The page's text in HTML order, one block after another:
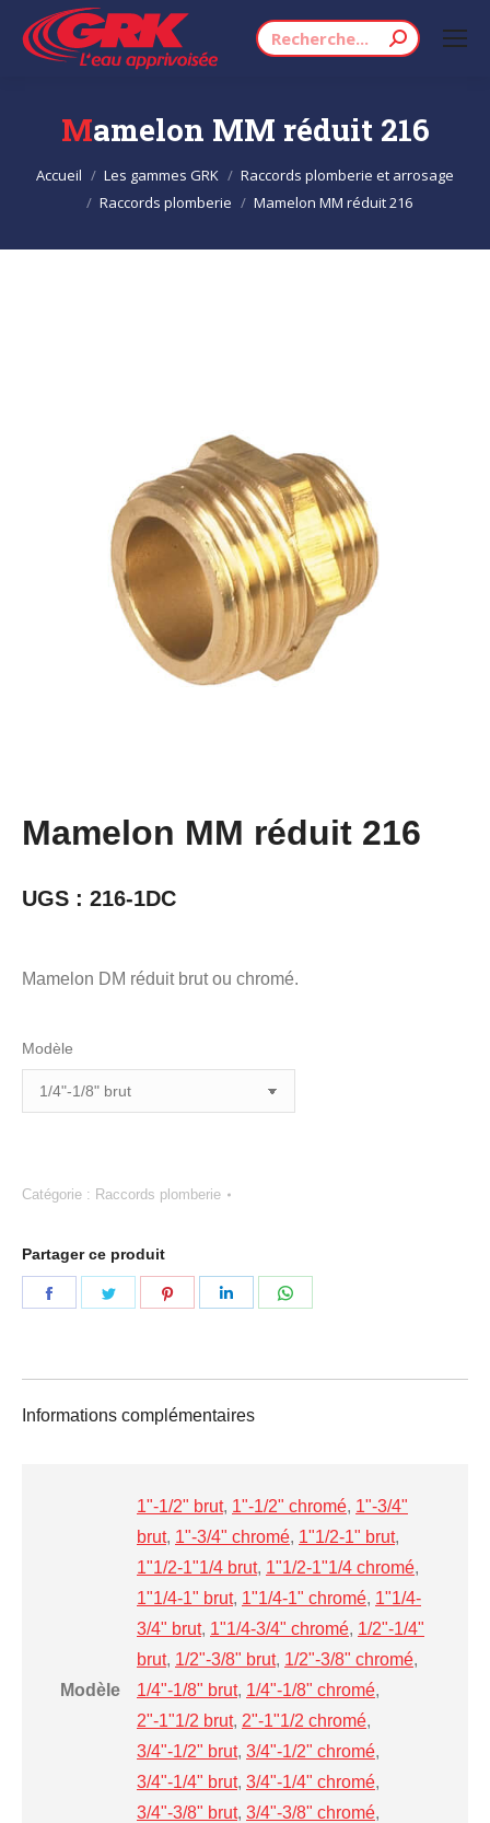
Recherche
Mamelon MM réduit 216
Vous êtes ici :
Accueil Les gammes GRK
Raccords plomberie et arrosage
Raccords plomberie
Mamelon MM réduit 216
Mamelon MM réduit 216
UGS : 216-1DC
Mamelon DM réduit brut ou chromé.
Modèle
Catégorie : Raccords plomberie
Partager ce produit
Partager Partager Partager Partager
Informations complémentaires
Modèle
1"-1/2" brut, 1"-1/2" chromé, 1"-3/4"
brut, 1"-3/4" chromé, 1"1/2-1" brut,
1"1/2-1"1/4 brut, 1"1/2-1"1/4 chromé,
1"1/4-1" brut, 1"1/4-1" chromé, 1"1/4-
3/4" brut, 1"1/4-3/4" chromé, 1/2"-1/4"
brut, 1/2"-3/8" brut, 1/2"-3/8" chromé,
1/4"-1/8" brut, 1/4"-1/8" chromé,
2"-1"1/2 brut, 2"-1"1/2 chromé,
3/4"-1/2" brut, 3/4"-1/2" chromé,
3/4"-1/4" brut, 3/4"-1/4" chromé,
3/4"-3/8" brut, 3/4"-3/8" chromé,